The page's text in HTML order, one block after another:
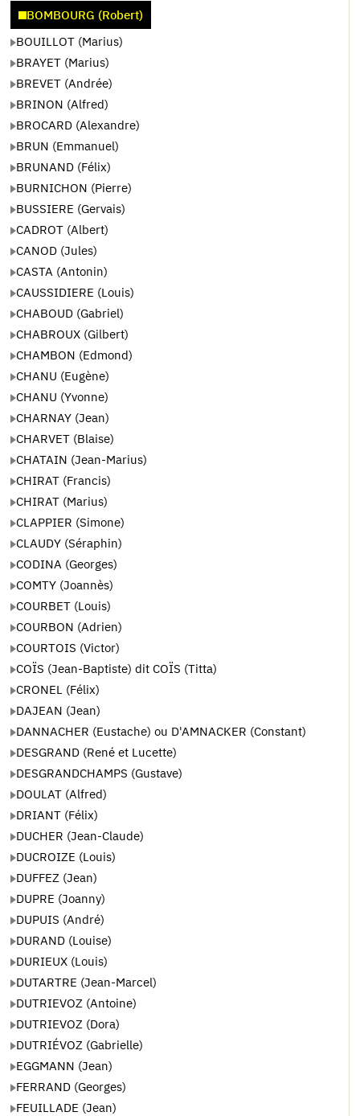
BOMBOURG (Robert)
BOUILLOT (Marius)
BRAYET (Marius)
BREVET (Andrée)
BRINON (Alfred)
BROCARD (Alexandre)
BRUN (Emmanuel)
BRUNAND (Félix)
BURNICHON (Pierre)
BUSSIERE (Gervais)
CADROT (Albert)
CANOD (Jules)
CASTA (Antonin)
CAUSSIDIERE (Louis)
CHABOUD (Gabriel)
CHABROUX (Gilbert)
CHAMBON (Edmond)
CHANU (Eugène)
CHANU (Yvonne)
CHARNAY (Jean)
CHARVET (Blaise)
CHATAIN (Jean-Marius)
CHIRAT (Francis)
CHIRAT (Marius)
CLAPPIER (Simone)
CLAUDY (Séraphin)
CODINA (Georges)
COMTY (Joannès)
COURBET (Louis)
COURBON (Adrien)
COURTOIS (Victor)
COÏS (Jean-Baptiste) dit COÏS (Titta)
CRONEL (Félix)
DAJEAN (Jean)
DANNACHER (Eustache) ou D'AMNACKER (Constant)
DESGRAND (René et Lucette)
DESGRANDCHAMPS (Gustave)
DOULAT (Alfred)
DRIANT (Félix)
DUCHER (Jean-Claude)
DUCROIZE (Louis)
DUFFEZ (Jean)
DUPRE (Joanny)
DUPUIS (André)
DURAND (Louise)
DURIEUX (Louis)
DUTARTRE (Jean-Marcel)
DUTRIEVOZ (Antoine)
DUTRIEVOZ (Dora)
DUTRIÉVOZ (Gabrielle)
EGGMANN (Jean)
FERRAND (Georges)
FEUILLADE (Jean)